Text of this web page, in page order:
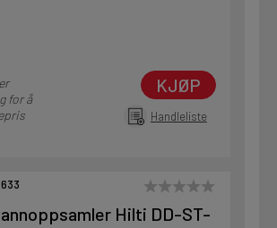
for å
KJØP
Handleliste
Hilti DD-ST-